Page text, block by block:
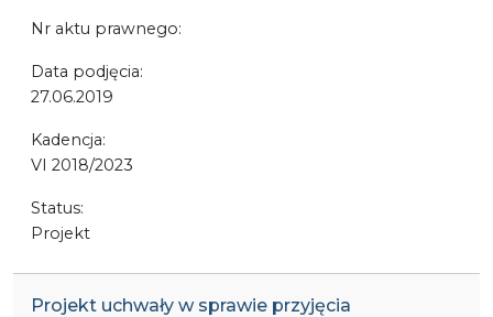
Nr aktu prawnego:
Data podjęcia:
27.06.2019
Kadencja:
VI 2018/2023
Status:
Projekt
Projekt uchwały w sprawie przyjęcia